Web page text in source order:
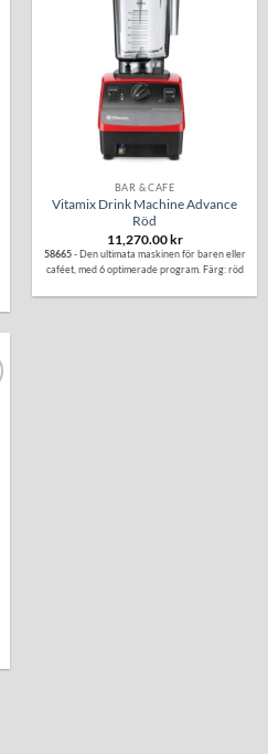
BAR & CAFÉ
Vitamix Drink Machine Advance
Röd
11,270.00kr
58665- Den ultimata maskinen för baren eller
caféet, med 6 optimerade program. Färg: röd